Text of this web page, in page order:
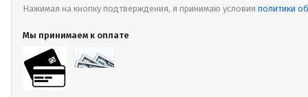
Нажимая на кнопку подтверждения, я принимаю условия политики
Мы принимаем к оплате